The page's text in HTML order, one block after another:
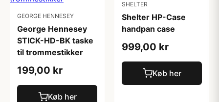
GEORGE HENNESEY
George Hennesey
STICK-HD-BK taske
til trommestikker
199,00 kr
Køb her
SHELTER
Shelter HP-Case
handpan case
999,00 kr
Køb her